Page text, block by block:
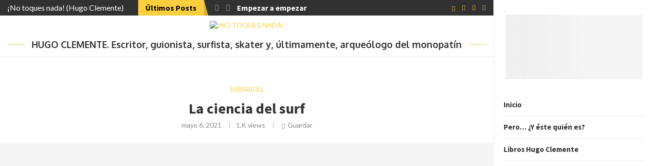
Inicio
Pero… ¿Y éste quién es?
Libros Hugo Clemente
¡No toques nada! (Hugo Clemente) Últimos Posts Empezar a empezar
HUGO CLEMENTE. Escritor, guionista, surfista, skater y, últimamente, arqueólogo del monopatín
SURF&ROLL
La ciencia del surf
mayo 6, 2021 1,K views Guardar